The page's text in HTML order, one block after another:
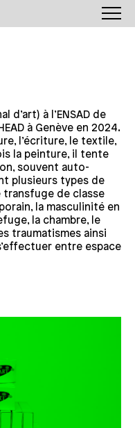
à l’ENSAD de
à Genève en 2024.
l’écriture, le textile,
la peinture, il tente
souvent auto-
plusieurs types de
de classe
la masculinité en
la chambre, le
traumatismes ainsi
entre espace